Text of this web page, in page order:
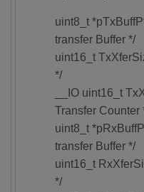
uint8_t
transfer Buffer */
uint16_t
*/
__IO uint16_t
Transfer Counter
uint8_t
transfer Buffer */
uint16_t
*/